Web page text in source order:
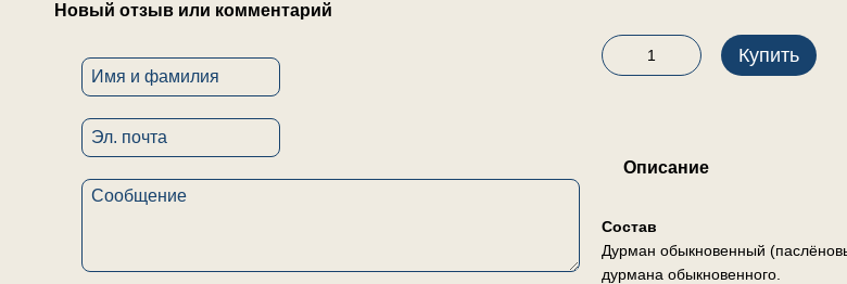
Новый отзыв или комментарий
Купить
Описание
Состав
Дурман обыкновенный
дурмана обыкновенного.